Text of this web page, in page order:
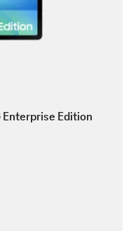
Enterprise Edition